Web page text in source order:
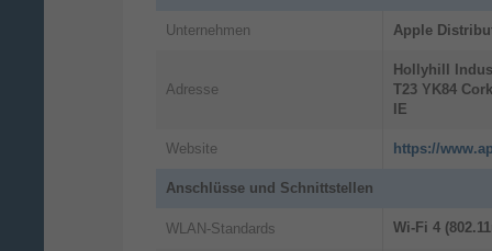
Unternehmen Apple
Adresse
Hollyhill
T23 YK84 Cork
IE
Website https://
Anschlüsse und Schnittstellen
WLAN-Standards Wi-Fi 4